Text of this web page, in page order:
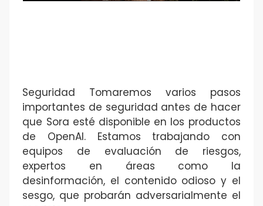
Seguridad Tomaremos varios pasos
importantes de seguridad antes de hacer
que Sora esté disponible en los productos
de OpenAI. Estamos trabajando con
equipos de evaluación de riesgos,
expertos en áreas como la
desinformación, el contenido odioso y el
sesgo, que probarán adversarialmente el